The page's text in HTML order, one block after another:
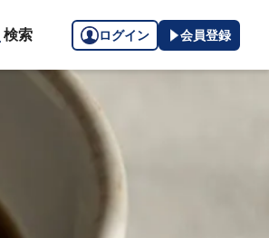
検索 ログイン 会員登録